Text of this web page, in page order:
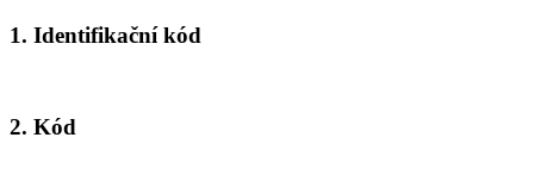
1. Identifikační kód
2. Kód